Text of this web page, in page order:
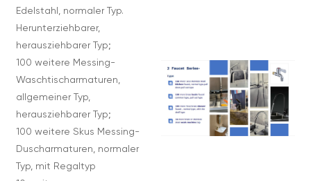
Edelstahl, normaler Typ.
Herunterziehbarer,
herausziehbarer Typ;
100 weitere Messing-
Waschtischarmaturen,
allgemeiner Typ,
herausziehbarer Typ;
100 weitere Skus Messing-
Duscharmaturen, normaler
Typ, mit Regaltyp